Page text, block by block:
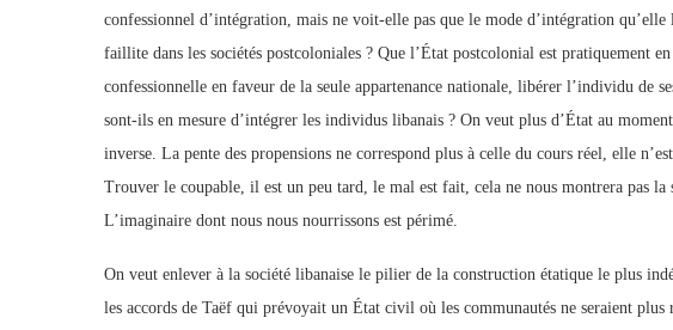
confessionnel d’intégration, mais ne voit-elle pas que le mode d’intégration
faillite dans les sociétés postcoloniales ? Que l’État postcolonial est pratiquement
confessionnelle en faveur de la seule appartenance nationale, libérer l’individu de
sont-ils en mesure d’intégrer les individus libanais ? On veut plus d’État au
inverse. La pente des propensions ne correspond plus à celle du cours réel, elle
Trouver le coupable, il est un peu tard, le mal est fait, cela ne nous montrera pas
L’imaginaire dont nous nous nourrissons est périmé.
On veut enlever à la société libanaise le pilier de la construction étatique le plus
les accords de Taëf qui prévoyait un État civil où les communautés ne seraient plus